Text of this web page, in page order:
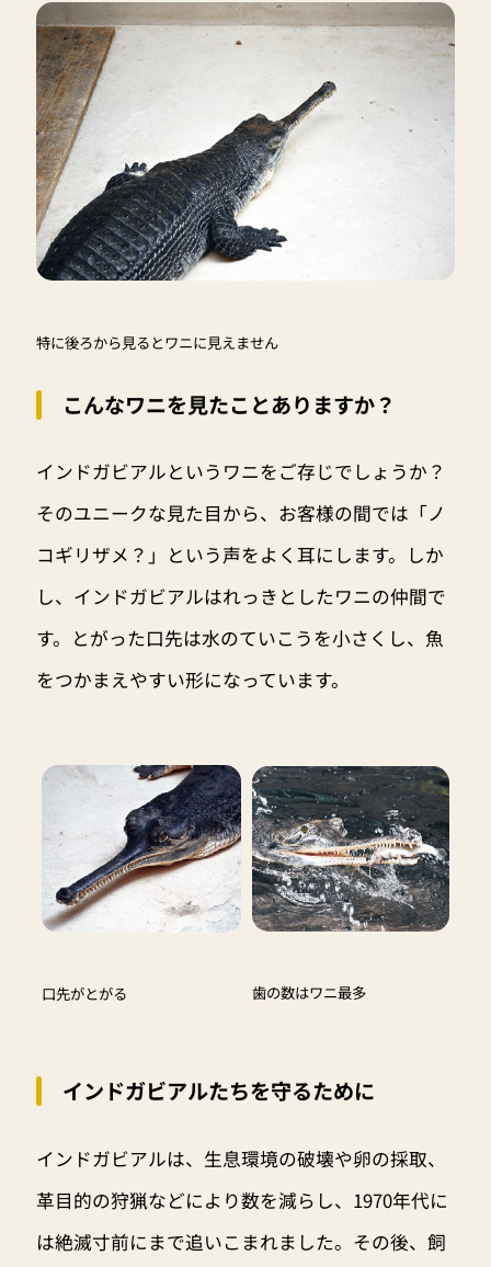
特に後ろから見るとワニに見えません
こんなワニを見たことありますか？
インドガビアルというワニをご存じでしょうか？
そのユニークな見た目から、お客様の間では「ノ
コギリザメ？」という声をよく耳にします。しか
し、インドガビアルはれっきとしたワニの仲間で
す。とがった口先は水のていこうを小さくし、魚
をつかまえやすい形になっています。
口先がとがる 歯の数はワニ最多
インドガビアルたちを守るために
インドガビアルは、生息環境の破壊や卵の採取、
革目的の狩猟などにより数を減らし、1970年代に
は絶滅寸前にまで追いこまれました。その後、飼